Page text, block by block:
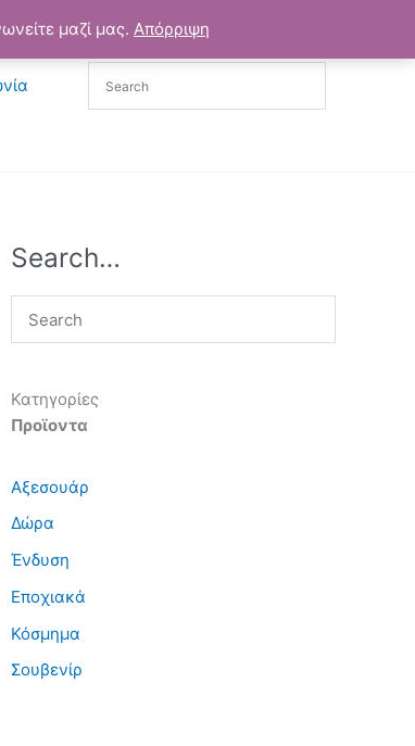
μαζί μας. Απόρριψη
Search…
Κατηγορίες
Προϊοντα
Αξεσουάρ
Δώρα
Ένδυση
Εποχιακά
Κόσμημα
Σουβενίρ